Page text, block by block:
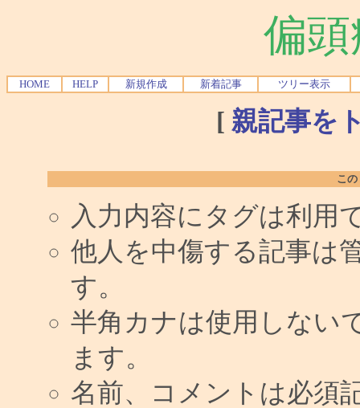
偏
HOME HELP 新規作成 新着記事 ツリー表示
[ 親記事を
こ
入力内容にタグは利用
他人を中傷する記事は
す。
半角カナは使用しない
ます。
名前、コメントは必須